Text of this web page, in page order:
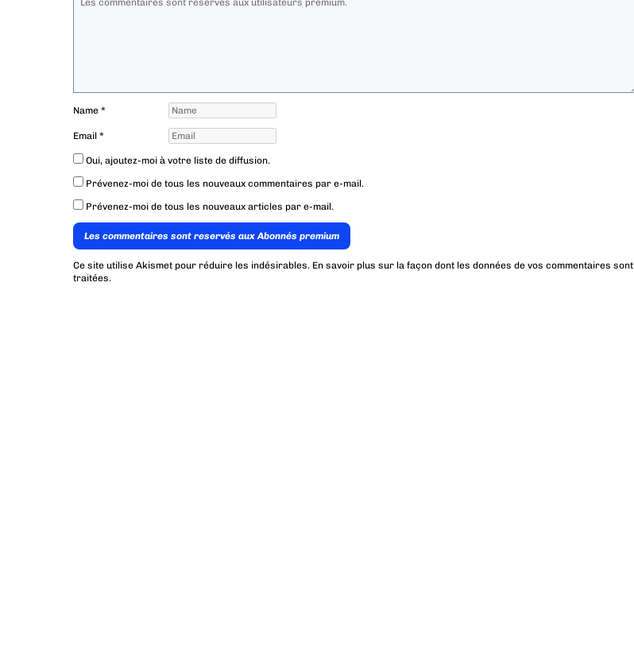
Name *
Email *
Oui, ajoutez-moi à votre liste de diffusion.
Prévenez-moi de tous les nouveaux commentaires par e-mail.
Prévenez-moi de tous les nouveaux articles par e-mail.
Les commentaires sont reservés aux Abonnés premium
Ce site utilise Akismet pour réduire les indésirables. En savoir plus sur la façon dont les données de vos commentaires sont
traitées.